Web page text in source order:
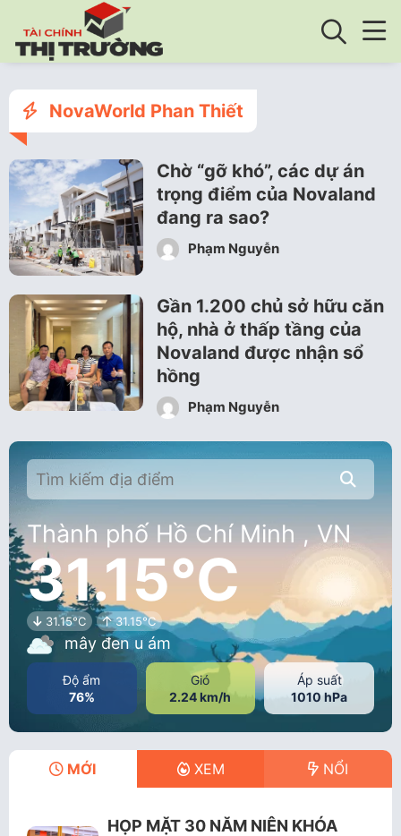
NovaWorld Phan Thiết
Chờ “gỡ khó”, các dự án
trọng điểm của Novaland
đang ra sao?
Phạm Nguyễn
Gần 1.200 chủ sở hữu căn
hộ, nhà ở thấp tầng của
Novaland được nhận sổ
hồng
Phạm Nguyễn
Thành phố Hồ Chí Minh , VN
31.15°C
31.15°C 31.15°C
mây đen u ám
Độ ẩm
76%
Gió
2.24 km/h
Áp suất
1010 hPa
MỚI XEM NỔI
HỌP MẶT 30 NĂM NIÊN KHÓA